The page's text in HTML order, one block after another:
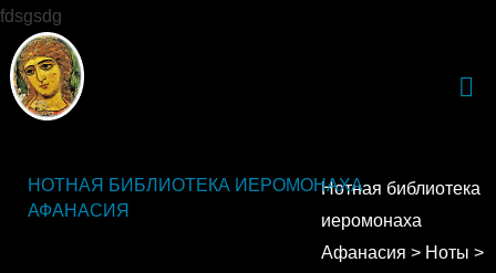
fdsgsdg
НОТНАЯ БИБЛИОТЕКА ИЕРОМОНАХА
АФАНАСИЯ
Нотная библиотека
иеромонаха
Афанасия > Ноты >